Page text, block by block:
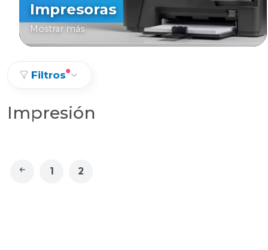
Impresoras
Mostrar más
Filtros
Impresión
1 2